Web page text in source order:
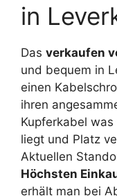
in
Das verkaufen
und bequem in
einen
ihren
Kupferkabel
liegt und Platz
Aktuellen
Höchsten
erhält man bei